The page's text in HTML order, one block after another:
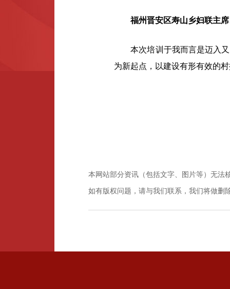
福州晋安区寿山乡妇联主
本次培训于我而言是迈入又
为新起点，以建设有形有效的
本网站部分资讯（包括文字、图片等）无法
如有版权问题，请与我们联系，我们将做删